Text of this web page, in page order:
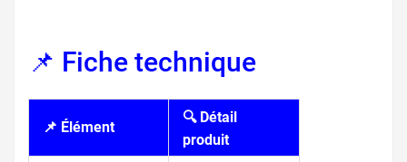
📌 Fiche technique
📌 Élément
🔍 Détail
produit